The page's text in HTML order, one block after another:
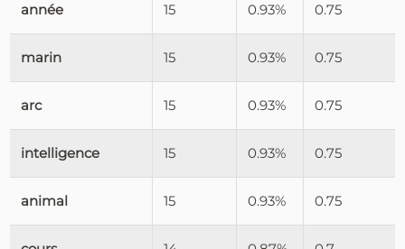
année 15 0.93% 0.75
marin 15 0.93% 0.75
arc 15 0.93% 0.75
intelligence 15 0.93% 0.75
animal 15 0.93% 0.75